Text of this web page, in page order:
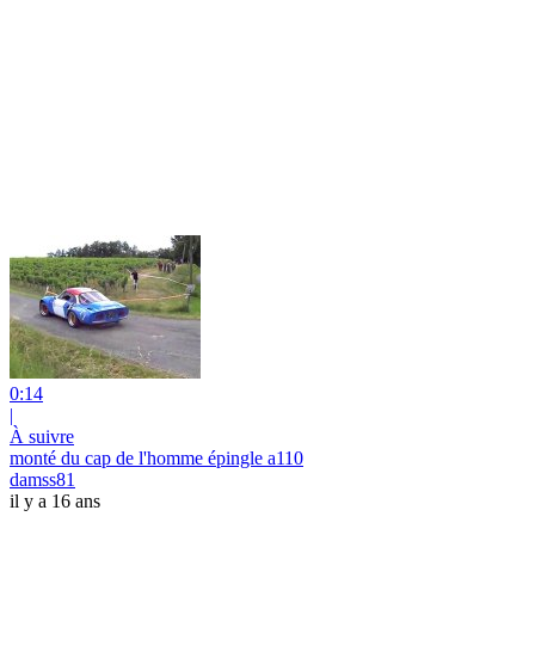
0:14
|
À suivre
monté du cap de l'homme épingle a110
damss81
il y a 16 ans